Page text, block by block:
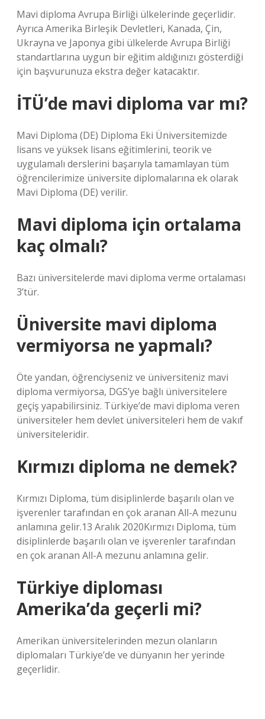
Mavi diploma Avrupa Birliği ülkelerinde geçerlidir.
Ayrıca Amerika Birleşik Devletleri, Kanada, Çin,
Ukrayna ve Japonya gibi ülkelerde Avrupa Birliği
standartlarına uygun bir eğitim aldığınızı gösterdiği
için başvurunuza ekstra değer katacaktır.
İTÜ’de mavi diploma var mı?
Mavi Diploma (DE) Diploma Eki Üniversitemizde
lisans ve yüksek lisans eğitimlerini, teorik ve
uygulamalı derslerini başarıyla tamamlayan tüm
öğrencilerimize üniversite diplomalarına ek olarak
Mavi Diploma (DE) verilir.
Mavi diploma için ortalama
kaç olmalı?
Bazı üniversitelerde mavi diploma verme ortalaması
3’tür.
Üniversite mavi diploma
vermiyorsa ne yapmalı?
Öte yandan, öğrenciyseniz ve üniversiteniz mavi
diploma vermiyorsa, DGS’ye bağlı üniversitelere
geçiş yapabilirsiniz. Türkiye’de mavi diploma veren
üniversiteler hem devlet üniversiteleri hem de vakıf
üniversiteleridir.
Kırmızı diploma ne demek?
Kırmızı Diploma, tüm disiplinlerde başarılı olan ve
işverenler tarafından en çok aranan All-A mezunu
anlamına gelir.13 Aralık 2020Kırmızı Diploma, tüm
disiplinlerde başarılı olan ve işverenler tarafından
en çok aranan All-A mezunu anlamına gelir.
Türkiye diploması
Amerika’da geçerli mi?
Amerikan üniversitelerinden mezun olanların
diplomaları Türkiye’de ve dünyanın her yerinde
geçerlidir.